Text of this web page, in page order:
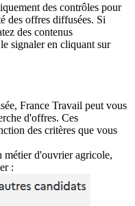
des contrôles pour
des offres diffusées. Si
des contenus
signaler en cliquant sur
France Travail peut vous
d'offres. Ces
des critères que vous
métier d'ouvrier agricole,
: